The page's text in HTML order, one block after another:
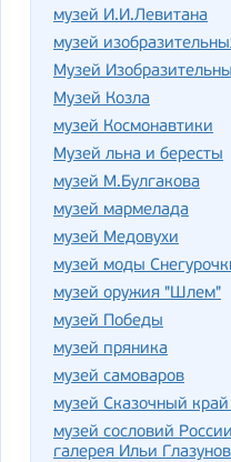
музей И.И.Левитана
музей
Музей
Музей Козла
музей Космонавтики
Музей льна и бересты
музей М.Булгакова
музей мармелада
музей Медовухи
музей моды
музей оружия "Шлем"
музей Победы
музей пряника
музей самоваров
музей Сказочный край
музей сословий
галерея Ильи